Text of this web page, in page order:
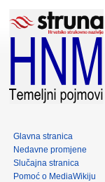
Glavna stranica
Nedavne promjene
Slučajna stranica
Pomoć o MediaWikiju